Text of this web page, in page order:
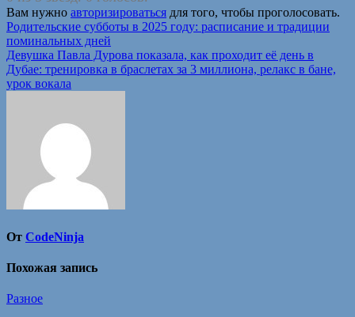
Вам нужно авторизироваться для того, чтобы проголосовать.
Навигация
по
записям
Родительские субботы в 2025 году: расписание и традиции
поминальных дней
Девушка Павла Дурова показала, как проходит её день в
Дубае: тренировка в браслетах за 3 миллиона, релакс в бане,
урок вокала
От CodeNinja
Похожая запись
Разное